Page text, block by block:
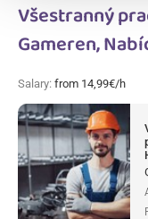
Všestranný
Gameren,
Salary: from 14,99€/h